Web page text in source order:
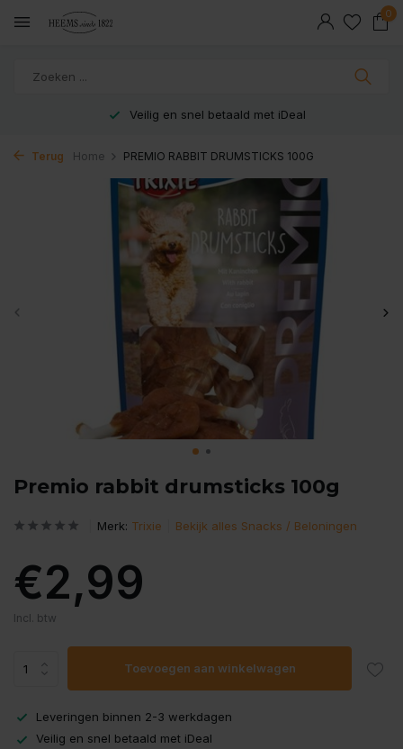
0
Veilig en snel betaald met iDeal
Terug Home PREMIO RABBIT DRUMSTICKS 100G
Premio rabbit drumsticks 100g
Merk: Trixie Bekijk alles Snacks / Beloningen
€2,99
Incl. btw
Toevoegen aan winkelwagen
Leveringen binnen 2-3 werkdagen
Veilig en snel betaald met iDeal